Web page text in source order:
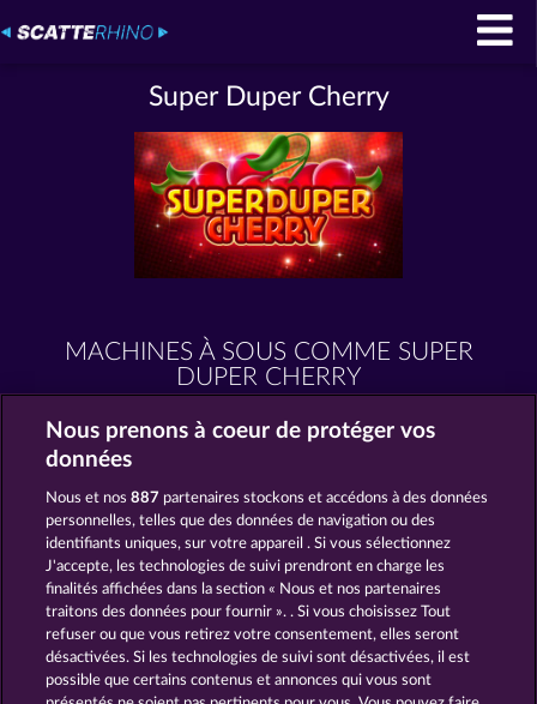
Super Duper Cherry
MACHINES À SOUS COMME SUPER
DUPER CHERRY
Back to the Fruits Royal Seven
Nous prenons à coeur de protéger vos
données
Nous et nos887 partenaires stockons et accédons à des données
personnelles, telles que des données de navigation ou des
identifiants uniques, sur votre appareil . Si vous sélectionnez
J'accepte, les technologies de suivi prendront en charge les
finalités affichées dans la section « Nous et nos partenaires
traitons des données pour fournir ». . Si vous choisissez Tout
refuser ou que vous retirez votre consentement, elles seront
désactivées. Si les technologies de suivi sont désactivées, il est
possible que certains contenus et annonces qui vous sont